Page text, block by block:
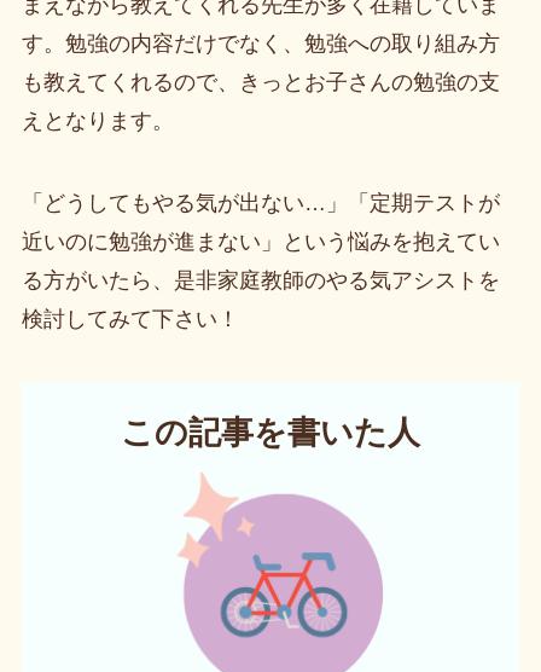
す。勉強の内容だけでなく、勉強への取り組み方
も教えてくれるので、きっとお子さんの勉強の支
えとなります。
「どうしてもやる気が出ない…」「定期テストが
近いのに勉強が進まない」という悩みを抱えてい
る方がいたら、是非家庭教師のやる気アシストを
検討してみて下さい！
この記事を書いた人